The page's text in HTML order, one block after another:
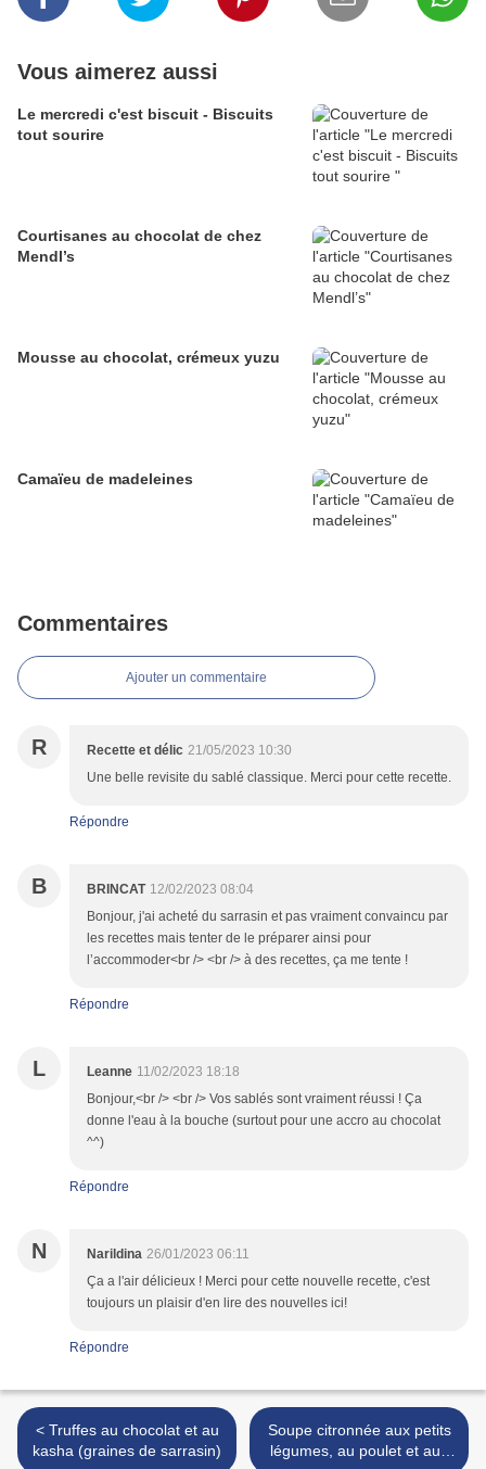
Vous aimerez aussi
Le mercredi c'est biscuit - Biscuits
tout sourire
Courtisanes au chocolat de chez
Mendl’s
Mousse au chocolat, crémeux yuzu
Camaïeu de madeleines
Commentaires
Ajouter un commentaire
R Recette et délic 21/05/2023 10:30
Une belle revisite du sablé classique. Merci pour cette recette.
Répondre
B BRINCAT 12/02/2023 08:04
Bonjour, j'ai acheté du sarrasin et pas vraiment convaincu par
les recettes mais tenter de le préparer ainsi pour
l’accommoder<br /> <br /> à des recettes, ça me tente !
Répondre
L Leanne 11/02/2023 18:18
Bonjour,<br /> <br /> Vos sablés sont vraiment réussi ! Ça
donne l'eau à la bouche (surtout pour une accro au chocolat
^^)
Répondre
N Narildina 26/01/2023 06:11
Ça a l'air délicieux ! Merci pour cette nouvelle recette, c'est
toujours un plaisir d'en lire des nouvelles ici!
Répondre
< Truffes au chocolat et au
kasha (graines de sarrasin)
Soupe citronnée aux petits
légumes, au poulet et aux